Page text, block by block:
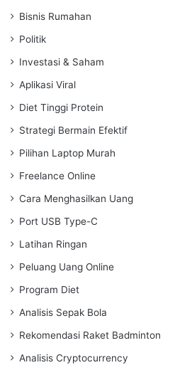
Bisnis Rumahan
Politik
Investasi & Saham
Aplikasi Viral
Diet Tinggi Protein
Strategi Bermain Efektif
Pilihan Laptop Murah
Freelance Online
Cara Menghasilkan Uang
Port USB Type-C
Latihan Ringan
Peluang Uang Online
Program Diet
Analisis Sepak Bola
Rekomendasi Raket Badminton
Analisis Cryptocurrency